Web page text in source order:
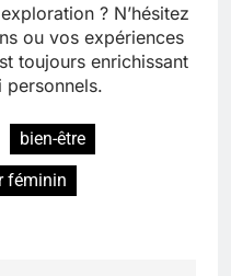
? N’hésitez
ou vos expériences
toujours enrichissant
personnels.
bien-être
féminin